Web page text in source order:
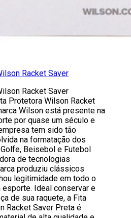
Racket Saver
Racket Saver
Protetora Wilson Racket
Wilson está presente na
por quase um século e
tem sido tão
na formatação dos
Beisebol e Futebol
de tecnologias
produziu clássicos
legitimidade em todo o
esporte. Ideal conservar e
de sua raquete, a Fita
Racket Saver Preta é